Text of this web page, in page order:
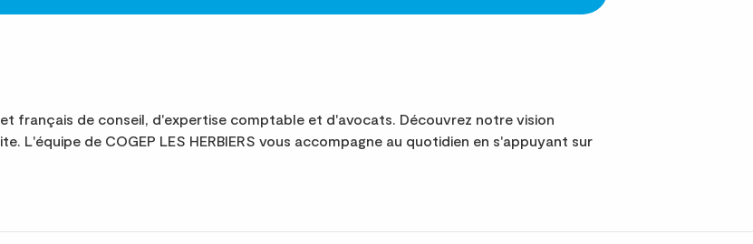
français de conseil, d'expertise comptable et d'avocats. Découvrez notre vision
L'équipe de COGEP LES HERBIERS vous accompagne au quotidien en s'appuyant sur